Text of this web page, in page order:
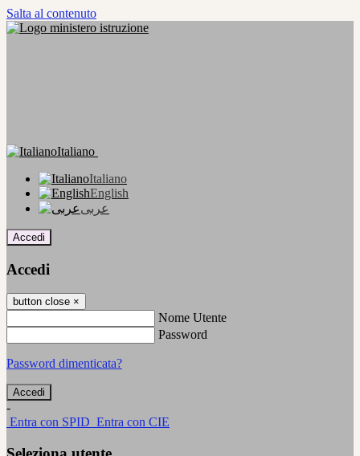
Salta al contenuto
Italiano
Italiano
English
عربى
Accedi
Accedi
button close ×
Nome Utente
Password
Password dimenticata?
-
Entra con SPID Entra con CIE